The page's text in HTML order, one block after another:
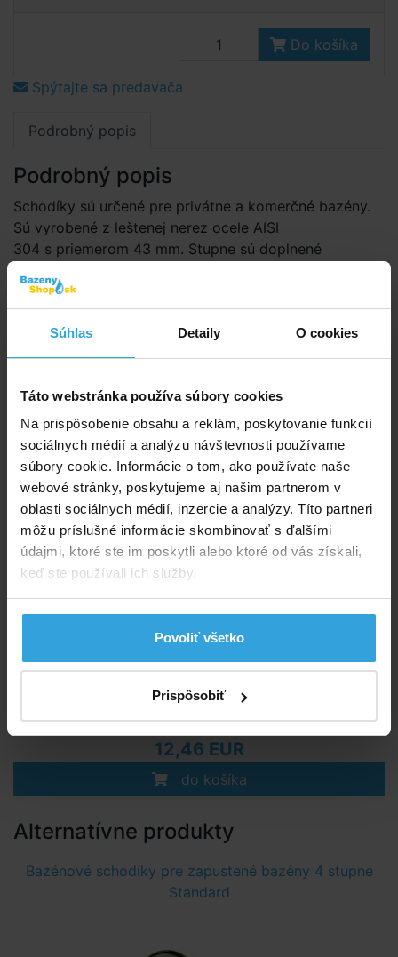
Súhlas Detaily O cookies
Táto webstránka používa súbory cookies
Na prispôsobenie obsahu a reklám, poskytovanie funkcií
sociálnych médií a analýzu návštevnosti používame
súbory cookie. Informácie o tom, ako používate naše
webové stránky, poskytujeme aj našim partnerom v
oblasti sociálnych médií, inzercie a analýzy. Títo partneri
môžu príslušné informácie skombinovať s ďalšími
údajmi, ktoré ste im poskytli alebo ktoré od vás získali,
keď ste používali ich služby.
Povoliť všetko
Prispôsobiť
Do košíka
Spýtajte sa predavača
Podrobný popis
Podrobný popis
Schodíky sú určené pre privátne a komerčné bazény.
Sú vyrobené z leštenej nerez ocele AISI
304 s priemerom 43 mm. Stupne sú doplnené
a svorkou na uzemnenie.** POZOR schodíky nie sú
vhodné pre bazény so slanou vodou. Verziu schodíkov
vhodných pre slanú vodu je možné dodať za
príplatok** Oporné kĺby (zakončenie schodíkov pod
Doporučené príslušenstvo (1)
Oporný kĺb k rebríku - 1 ks
Skladom > 20 ks
12,46 EUR
do košíka
Alternatívne produkty
Bazénové schodíky pre zapustené bazény 4 stupne
Standard